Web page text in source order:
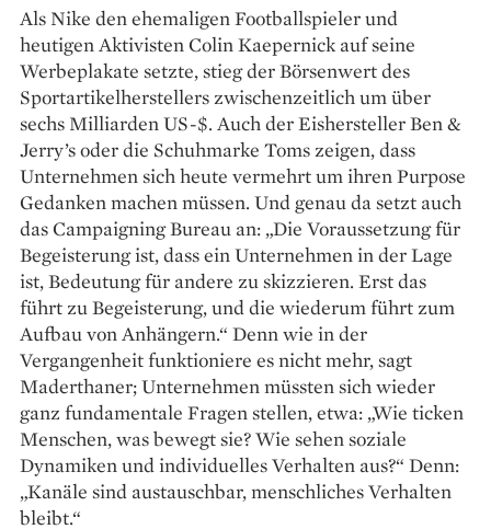
Als Nike den ehemaligen Footballspieler und
heutigen Aktivisten Colin Kaepernick auf seine
Werbeplakate setzte, stieg der Börsenwert des
Sportartikelherstellers zwischenzeitlich um über
sechs Milliarden US-$. Auch der Eishersteller Ben &
Jerry’s oder die Schuhmarke Toms zeigen, dass
Unternehmen sich heute vermehrt um ihren Purpose
Gedanken machen müssen. Und genau da setzt auch
das Campaigning Bureau an: „Die Voraussetzung für
Begeisterung ist, dass ein Unternehmen in der Lage
ist, Bedeutung für andere zu skizzieren. Erst das
führt zu Begeisterung, und die wiederum führt zum
Aufbau von Anhängern.“ Denn wie in der
Vergangenheit funktioniere es nicht mehr, sagt
Maderthaner; Unternehmen müssten sich wieder
ganz fundamentale Fragen stellen, etwa: „Wie ticken
Menschen, was bewegt sie? Wie sehen soziale
Dynamiken und individuelles Verhalten aus?“ Denn:
„Kanäle sind austauschbar, menschliches Verhalten
bleibt.“